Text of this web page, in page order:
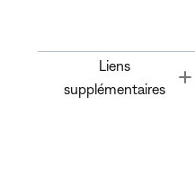
Liens
supplémentaires